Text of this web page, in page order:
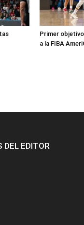
Primer
a la FIBA
DEL EDITOR